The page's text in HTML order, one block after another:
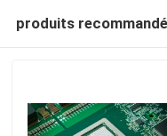
produits